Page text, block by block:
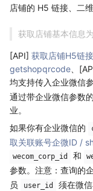
店铺的 H5 链接、二
获取店铺基本信息
[API] 获取店铺H5链
getshopqrcode 、
均支持传入企业微信
通过带企业微信参数
业。
如果你有企业微信的
取关联账号企微ID /
wecom_corp_id 和
参数。注意：查询的
员
user_id 须在微